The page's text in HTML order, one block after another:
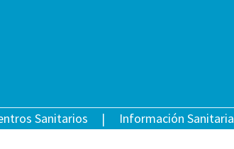
Sanitarios Información Sanitaria